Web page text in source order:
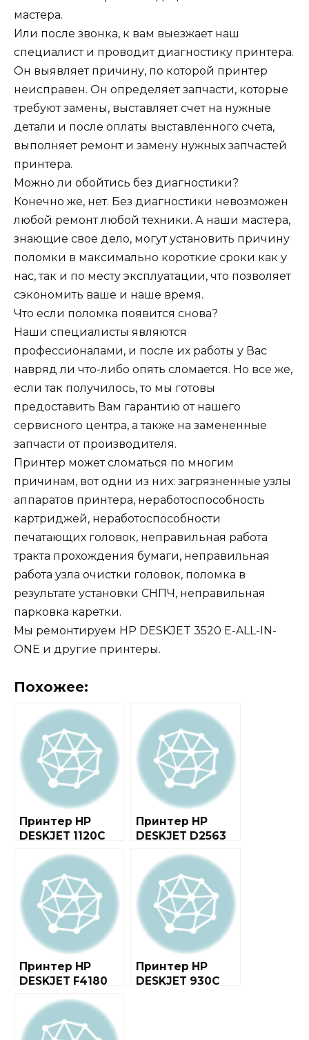
мастера.
Или после звонка, к вам выезжает наш
специалист и проводит диагностику принтера.
Он выявляет причину, по которой принтер
неисправен. Он определяет запчасти, которые
требуют замены, выставляет счет на нужные
детали и после оплаты выставленного счета,
выполняет ремонт и замену нужных запчастей
принтера.
Можно ли обойтись без диагностики?
Конечно же, нет. Без диагностики невозможен
любой ремонт любой техники. А наши мастера,
знающие свое дело, могут установить причину
поломки в максимально короткие сроки как у
нас, так и по месту эксплуатации, что позволяет
сэкономить ваше и наше время.
Что если поломка появится снова?
Наши специалисты являются
профессионалами, и после их работы у Вас
навряд ли что-либо опять сломается. Но все же,
если так получилось, то мы готовы
предоставить Вам гарантию от нашего
сервисного центра, а также на замененные
запчасти от производителя.
Принтер может сломаться по многим
причинам, вот одни из них: загрязненные узлы
аппаратов принтера, неработоспособность
картриджей, неработоспособности
печатающих головок, неправильная работа
тракта прохождения бумаги, неправильная
работа узла очистки головок, поломка в
результате установки СНПЧ, неправильная
парковка каретки.
Мы ремонтируем HP DESKJET 3520 E-ALL-IN-
ONE и другие принтеры.
Похожее:
Принтер HP
DESKJET 1120C
Принтер HP
DESKJET D2563
Принтер HP
DESKJET F4180
Принтер HP
DESKJET 930C